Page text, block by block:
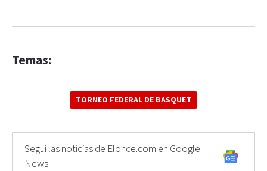
Temas:
TORNEO FEDERAL DE BASQUET
Seguí las noticias de Elonce.com en Google
News